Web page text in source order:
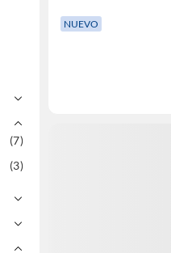
(7)
(3)
NUEVO